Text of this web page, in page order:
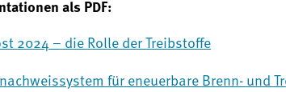
als PDF:
2024 – die Rolle der Treibstoffe
für eneuerbare Brenn- und